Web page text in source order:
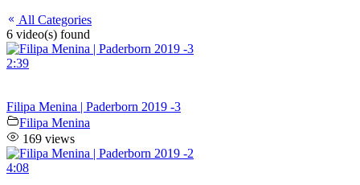
All Categories
6 video(s) found
2:39
Filipa Menina | Paderborn 2019 -3
Filipa Menina
169 views
4:08